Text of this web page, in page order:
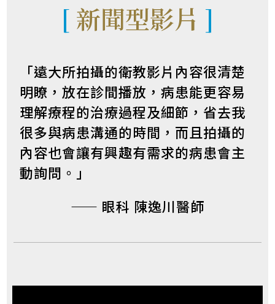
[ 新聞型影片 ]
「遠大所拍攝的衛教影片內容很清楚
明瞭，放在診間播放，病患能更容易
理解療程的治療過程及細節，省去我
很多與病患溝通的時間，而且拍攝的
內容也會讓有興趣有需求的病患會主
動詢問。」
—— 眼科 陳逸川醫師